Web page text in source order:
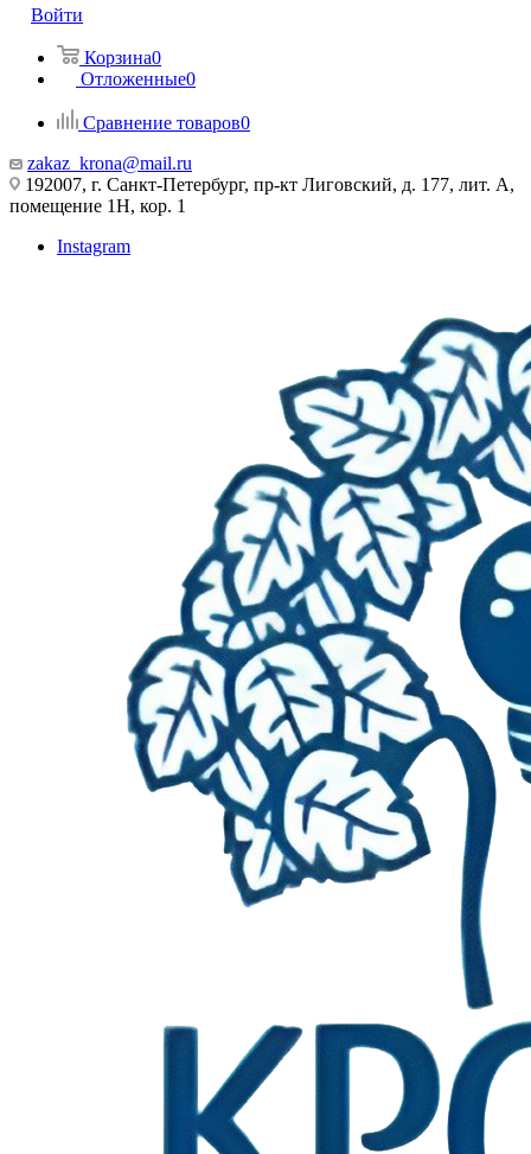
Войти
Корзина0
Отложенные0
Сравнение товаров0
zakaz_krona@mail.ru
192007, г. Санкт-Петербург, пр-кт Лиговский, д. 177, лит. А,
помещение 1Н, кор. 1
Instagram